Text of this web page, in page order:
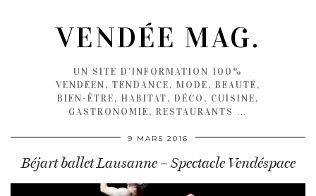
VENDÉE MAG.
UN SITE D'INFORMATION 100%
VENDÉEN, TENDANCE, MODE, BEAUTÉ,
BIEN-ÊTRE, HABITAT, DÉCO, CUISINE,
GASTRONOMIE, RESTAURANTS …
9 MARS 2016
Béjart ballet Lausanne – Spectacle Vendéspace